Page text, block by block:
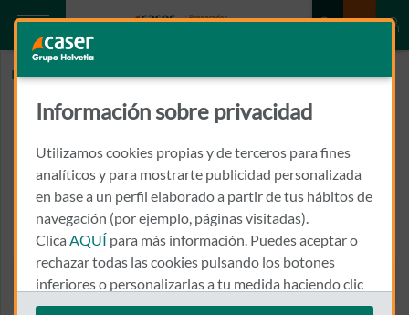
Inicio FERNANDEZ CORONA, ALFONSO
FERNANDEZ CORONA,
ALFONSO
REPUBLICA ARGENTINA, 30 7º B (CONS OBSTETRICO
GINECOLOGICO)
987 261 343
Llamar a FERNANDEZ
Información sobre privacidad
Utilizamos cookies propias y de terceros para fines
analíticos y para mostrarte publicidad personalizada
en base a un perfil elaborado a partir de tus hábitos de
navegación (por ejemplo, páginas visitadas).
Clica AQUÍ para más información. Puedes aceptar o
rechazar todas las cookies pulsando los botones
inferiores o personalizarlas a tu medida haciendo clic
en"configurar cookies".